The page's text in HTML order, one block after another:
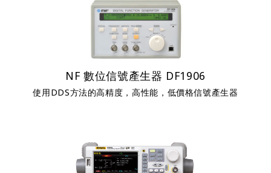
NF 數位信號產生器 DF1906
使用DDS方法的高精度，高性能，低價格信號產生器